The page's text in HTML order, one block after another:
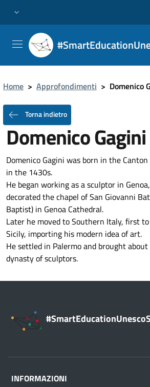
Home > Approfondimenti > Domenico
Torna indietro
Domenico Gagini
Domenico Gagini was born in the
in the 1430s.
He began working as a sculptor in
decorated the chapel of San Giovanni
Baptist) in Genoa Cathedral.
Later he moved to Southern Italy, first
Sicily, importing his modern idea of art.
He settled in Palermo and brought
dynasty of sculptors.
INFORMAZIONI